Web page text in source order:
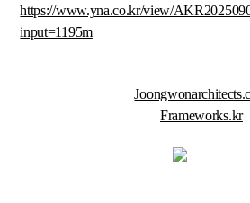
https://www.yna.co.kr/view/
input=1195m
Frameworks.kr